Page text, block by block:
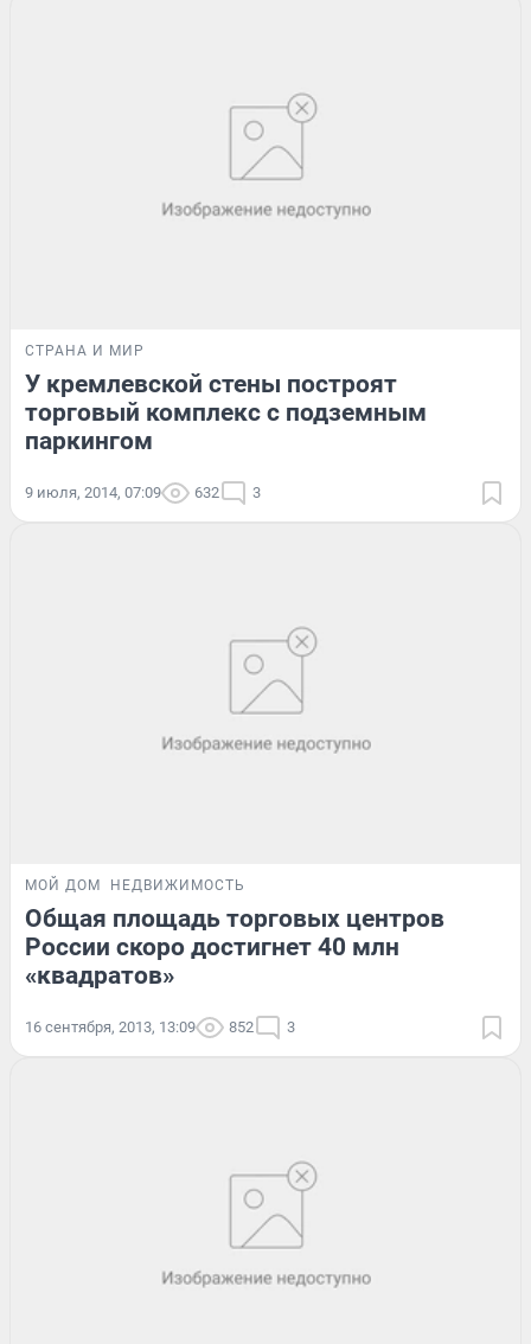
СТРАНА И МИР
У кремлевской стены построят
торговый комплекс с подземным
паркингом
9 июля, 2014, 07:09 632 3
МОЙ ДОМ НЕДВИЖИМОСТЬ
Общая площадь торговых центров
России скоро достигнет 40 млн
«квадратов»
16 сентября, 2013, 13:09 852 3